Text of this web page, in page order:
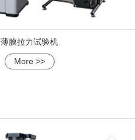
薄膜拉力试验机
More >>